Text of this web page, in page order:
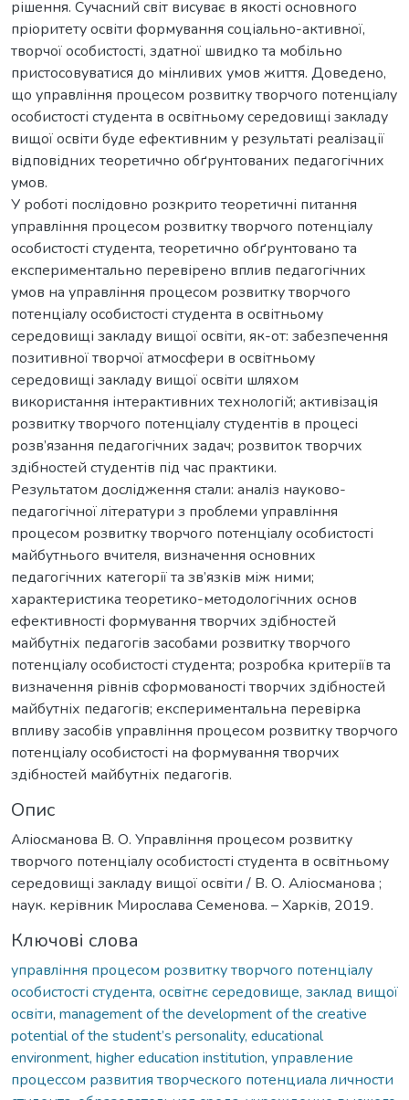
рішення. Сучасний світ висуває в якості основного
пріоритету освіти формування соціально-активної,
творчої особистості, здатної швидко та мобільно
пристосовуватися до мінливих умов життя. Доведено,
що управління процесом розвитку творчого потенціалу
особистості студента в освітньому середовищі закладу
вищої освіти буде ефективним у результаті реалізації
відповідних теоретично обґрунтованих педагогічних
умов.
У роботі послідовно розкрито теоретичні питання
управління процесом розвитку творчого потенціалу
особистості студента, теоретично обґрунтовано та
експериментально перевірено вплив педагогічних
умов на управління процесом розвитку творчого
потенціалу особистості студента в освітньому
середовищі закладу вищої освіти, як-от: забезпечення
позитивної творчої атмосфери в освітньому
середовищі закладу вищої освіти шляхом
використання інтерактивних технологій; активізація
розвитку творчого потенціалу студентів в процесі
розв’язання педагогічних задач; розвиток творчих
здібностей студентів під час практики.
Результатом дослідження стали: аналіз науково-
педагогічної літератури з проблеми управління
процесом розвитку творчого потенціалу особистості
майбутнього вчителя, визначення основних
педагогічних категорії та зв’язків між ними;
характеристика теоретико-методологічних основ
ефективності формування творчих здібностей
майбутніх педагогів засобами розвитку творчого
потенціалу особистості студента; розробка критеріїв та
визначення рівнів сформованості творчих здібностей
майбутніх педагогів; експериментальна перевірка
впливу засобів управління процесом розвитку творчого
потенціалу особистості на формування творчих
здібностей майбутніх педагогів.
Опис
Аліосманова В. О. Управління процесом розвитку
творчого потенціалу особистості студента в освітньому
середовищі закладу вищої освіти / В. О. Аліосманова ;
наук. керівник Мирослава Семенова. – Харків, 2019.
Ключові слова
управління процесом розвитку творчого потенціалу
особистості студента, освітнє середовище, заклад вищої
освіти, management of the development of the creative
potential of the student’s personality, educational
environment, higher education institution, управление
процессом развития творческого потенциала личности